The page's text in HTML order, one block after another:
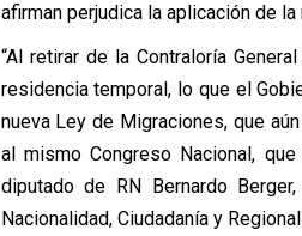
afirman perjudica la aplicación de
“Al retirar de la Contraloría
residencia temporal, lo que el
nueva Ley de Migraciones, que
al mismo Congreso Nacional,
diputado de RN Bernardo
Nacionalidad, Ciudadanía y